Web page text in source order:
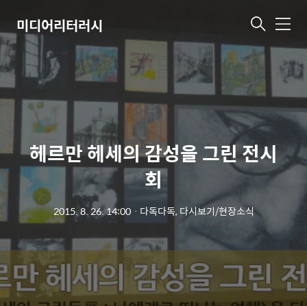
미디어리터러시 메
헤르만 헤세의 감성을 그린 전시
회
2015. 8. 26. 14:00ㆍ 다독다독, 다시보기/현장소식